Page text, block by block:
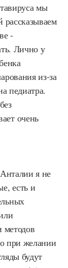
мы
рассказываем
-
Лично у
из-за
педиатра.
очень
я не
есть и
методов
при желании
будут